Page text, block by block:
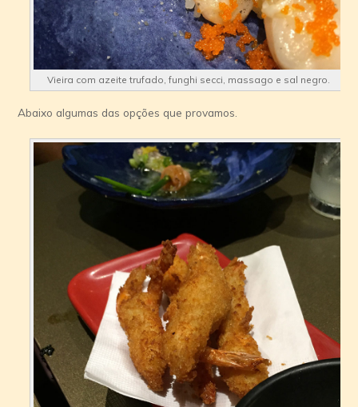
Vieira com azeite trufado, funghi secci, massago e sal negro.
Abaixo algumas das opções que provamos.